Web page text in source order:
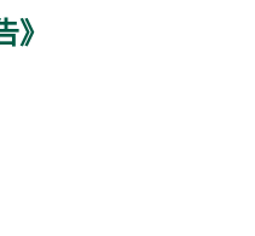
》